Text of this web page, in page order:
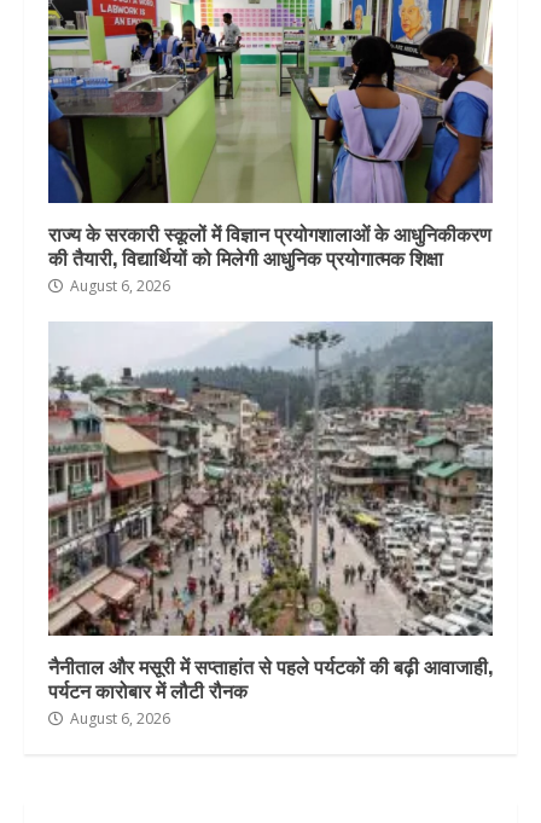
राज्य के सरकारी स्कूलों में विज्ञान प्रयोगशालाओं के आधुनिकीकरण
की तैयारी, विद्यार्थियों को मिलेगी आधुनिक प्रयोगात्मक शिक्षा
August 6, 2026
नैनीताल और मसूरी में सप्ताहांत से पहले पर्यटकों की बढ़ी आवाजाही,
पर्यटन कारोबार में लौटी रौनक
August 6, 2026